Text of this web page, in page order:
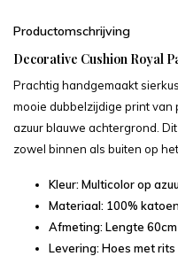
Productomschrijving
Decorative Cushion Royal
Prachtig handgemaakt
mooie dubbelzijdige print
azuur blauwe achtergrond.
zowel binnen als buiten op
Kleur: Multicolor op
Materiaal: 100%
Afmeting: Lengte
Levering: Hoes met